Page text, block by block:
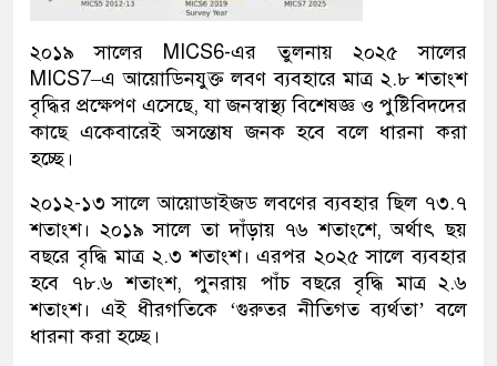
২০১৯ সালের MICS6-এর তুলনায় ২০২৫ সালের
MICS7–এ আয়োডিনযুক্ত লবণ ব্যবহারে মাত্র ২.৮ শতাংশ
বৃদ্ধির প্রক্ষেপণ এসেছে, যা জনস্বাস্থ্য বিশেষজ্ঞ ও পুষ্টিবিদদের
কাছে একেবারেই অসন্তোষ জনক হবে বলে ধারনা করা
হচ্ছে।
২০১২-১৩ সালে আয়োডাইজড লবণের ব্যবহার ছিল ৭৩.৭
শতাংশ। ২০১৯ সালে তা দাঁড়ায় ৭৬ শতাংশে, অর্থাৎ ছয়
বছরে বৃদ্ধি মাত্র ২.৩ শতাংশ। এরপর ২০২৫ সালে ব্যবহার
হবে ৭৮.৬ শতাংশ, পুনরায় পাঁচ বছরে বৃদ্ধি মাত্র ২.৬
শতাংশ। এই ধীরগতিকে ‘গুরুতর নীতিগত ব্যর্থতা’ বলে
ধারনা করা হচ্ছে।